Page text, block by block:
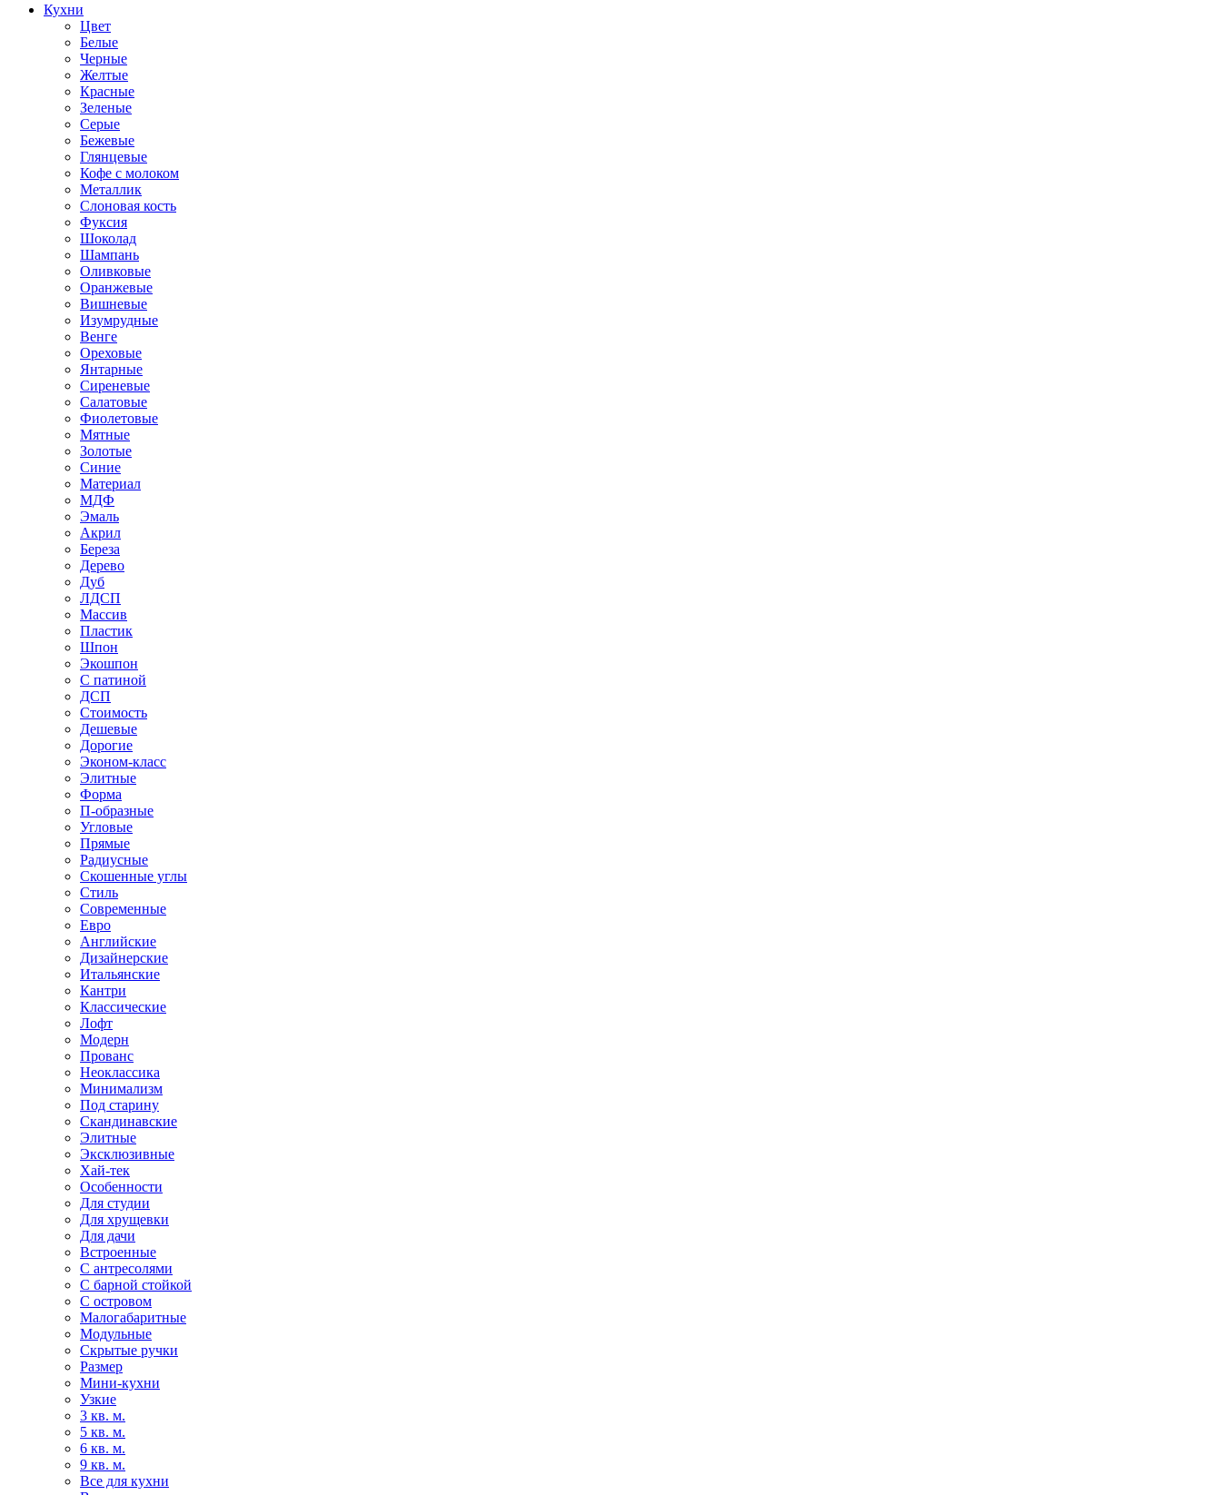
Кухни
Цвет
Белые
Черные
Желтые
Красные
Зеленые
Серые
Бежевые
Глянцевые
Кофе с молоком
Металлик
Слоновая кость
Фуксия
Шоколад
Шампань
Оливковые
Оранжевые
Вишневые
Изумрудные
Венге
Ореховые
Янтарные
Сиреневые
Салатовые
Фиолетовые
Мятные
Золотые
Синие
Материал
МДФ
Эмаль
Акрил
Береза
Дерево
Дуб
ЛДСП
Массив
Пластик
Шпон
Экошпон
С патиной
ДСП
Стоимость
Дешевые
Дорогие
Эконом-класс
Элитные
Форма
П-образные
Угловые
Прямые
Радиусные
Скошенные углы
Стиль
Современные
Евро
Английские
Дизайнерские
Итальянские
Кантри
Классические
Лофт
Модерн
Прованс
Неоклассика
Минимализм
Под старину
Скандинавские
Элитные
Эксклюзивные
Хай-тек
Особенности
Для студии
Для хрущевки
Для дачи
Встроенные
С антресолями
С барной стойкой
С островом
Малогабаритные
Модульные
Скрытые ручки
Размер
Мини-кухни
Узкие
3 кв. м.
5 кв. м.
6 кв. м.
9 кв. м.
Все для кухни